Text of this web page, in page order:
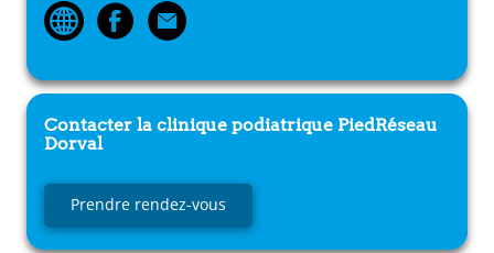
Contacter la clinique podiatrique PiedRéseau
Dorval
Prendre rendez-vous